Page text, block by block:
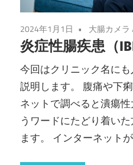
2024年1月1日 大腸カメラ
炎症性腸疾患（
今回はクリニック名に
説明します。 腹痛や下
ネットで調べると潰瘍
うワードにたどり着い
ます。 インターネット